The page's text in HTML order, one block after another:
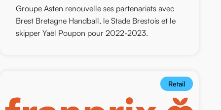
Groupe Asten renouvelle ses partenariats avec
Brest Bretagne Handball, le Stade Brestois et le
skipper Yaël Poupon pour 2022-2023.
Retail